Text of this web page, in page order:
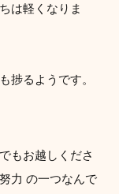
は軽くなりま
捗るようです。
もお越しくださ
力 の一つなんで